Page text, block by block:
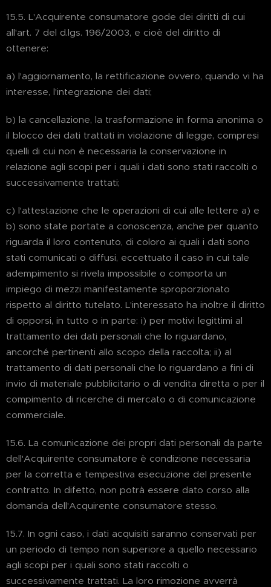
15.5. L'Acquirente consumatore gode dei diritti di cui
all'art. 7 del d.lgs. 196/2003, e cioè del diritto di
ottenere:
a) l'aggiornamento, la rettificazione ovvero, quando vi ha
interesse, l'integrazione dei dati;
b) la cancellazione, la trasformazione in forma anonima o
il blocco dei dati trattati in violazione di legge, compresi
quelli di cui non è necessaria la conservazione in
relazione agli scopi per i quali i dati sono stati raccolti o
successivamente trattati;
c) l'attestazione che le operazioni di cui alle lettere a) e
b) sono state portate a conoscenza, anche per quanto
riguarda il loro contenuto, di coloro ai quali i dati sono
stati comunicati o diffusi, eccettuato il caso in cui tale
adempimento si rivela impossibile o comporta un
impiego di mezzi manifestamente sproporzionato
rispetto al diritto tutelato. L'interessato ha inoltre il diritto
di opporsi, in tutto o in parte: i) per motivi legittimi al
trattamento dei dati personali che lo riguardano,
ancorché pertinenti allo scopo della raccolta; ii) al
trattamento di dati personali che lo riguardano a fini di
invio di materiale pubblicitario o di vendita diretta o per il
compimento di ricerche di mercato o di comunicazione
commerciale.
15.6. La comunicazione dei propri dati personali da parte
dell'Acquirente consumatore è condizione necessaria
per la corretta e tempestiva esecuzione del presente
contratto. In difetto, non potrà essere dato corso alla
domanda dell'Acquirente consumatore stesso.
15.7. In ogni caso, i dati acquisiti saranno conservati per
un periodo di tempo non superiore a quello necessario
agli scopi per i quali sono stati raccolti o
successivamente trattati. La loro rimozione avverrà